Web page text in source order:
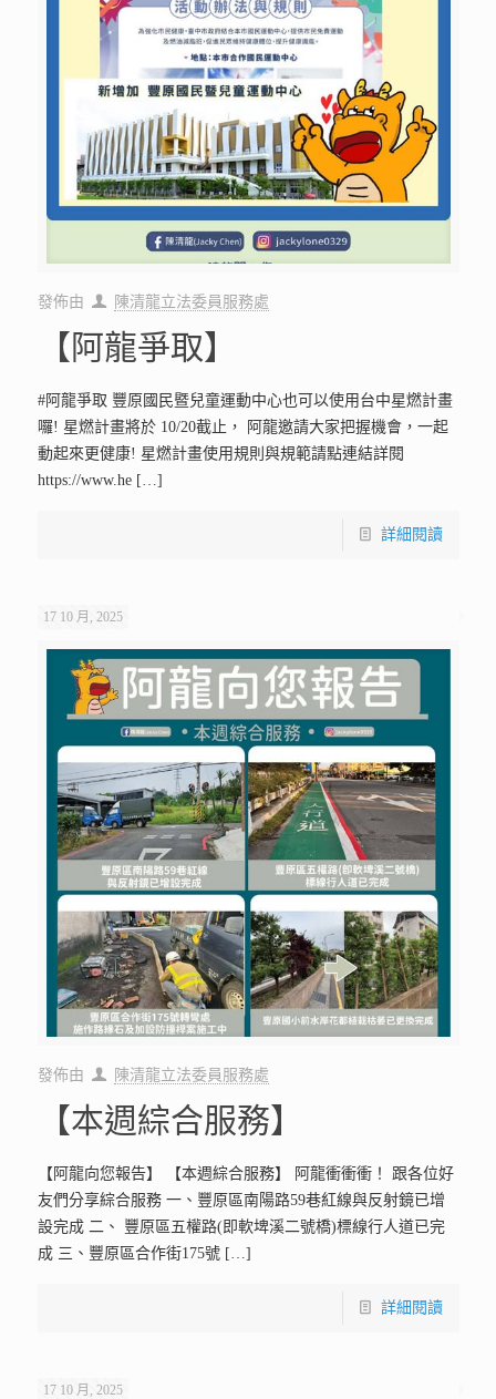
發佈由 陳清龍立法委員服務處
【阿龍爭取】
#阿龍爭取 豐原國民暨兒童運動中心也可以使用台中星燃計畫
囉! 星燃計畫將於 10/20截止， 阿龍邀請大家把握機會，一起
動起來更健康! 星燃計畫使用規則與規範請點連結詳閱
https://www.he[…]
詳細閱讀
17 10 月, 2025
發佈由 陳清龍立法委員服務處
【本週綜合服務】
【阿龍向您報告】 【本週綜合服務】 阿龍衝衝衝！ 跟各位好
友們分享綜合服務 一、豐原區南陽路59巷紅線與反射鏡已增
設完成 二、 豐原區五權路(即軟埤溪二號橋)標線行人道已完
成 三、豐原區合作街175號[…]
詳細閱讀
17 10 月, 2025